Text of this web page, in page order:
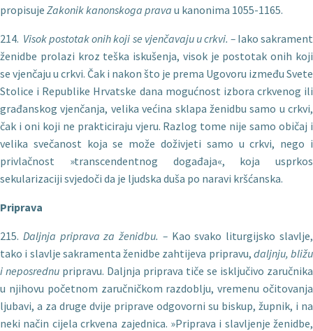
propisuje Zakonik kanonskoga prava u kanoni­ma 1055-1165.
214. Visok postotak onih koji se vjenčavaju u crkvi. – Iako sakrament
ženidbe prolazi kroz teška iskušenja, visok je postotak onih koji
se vjenčaju u crkvi. Čak i nakon što je prema Ugovoru između Svete
Stolice i Republike Hrvatske dana mogućnost izbora crkvenog ili
građanskog vjenčanja, velika većina sklapa ženidbu samo u crkvi,
čak i oni koji ne prakticiraju vjeru. Razlog tome nije samo običaj i
velika svečanost koja se može doživjeti samo u crkvi, nego i
privlačnost »transcendentnog događaja«, koja usprkos
sekularizaciji svjedoči da je ljudska duša po naravi kršćanska.
Priprava
215. Daljnja priprava zaženidbu. – Kao svako liturgijsko slavlje,
tako i slavlje sakramenta ženidbe zahtijeva pripravu, daljnju, bližu
i neposrednu pripravu. Daljnja priprava tiče se isključivo zaručnika
u njihovu početnom zaručničkom razdoblju, vremenu očitovanja
ljubavi, a za druge dvije priprave odgovorni su bi­skup, župnik, i na
neki način cijela crkvena zajednica. »Priprava i slavljenje ženidbe,